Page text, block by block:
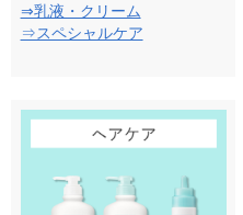
⇒乳液・クリーム
⇒スペシャルケア